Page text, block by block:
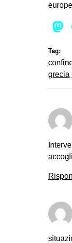
Tag:
grecia